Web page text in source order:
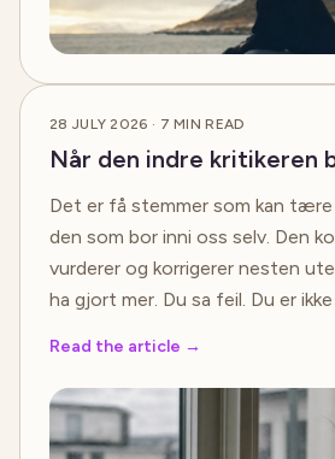
28 JULY 2026 · 7 MIN READ
Når den indre kritikeren
Det er få stemmer som kan tære
den som bor inni oss selv. Den
vurderer og korrigerer nesten
ha gjort mer. Du sa feil. Du er
Read the article →